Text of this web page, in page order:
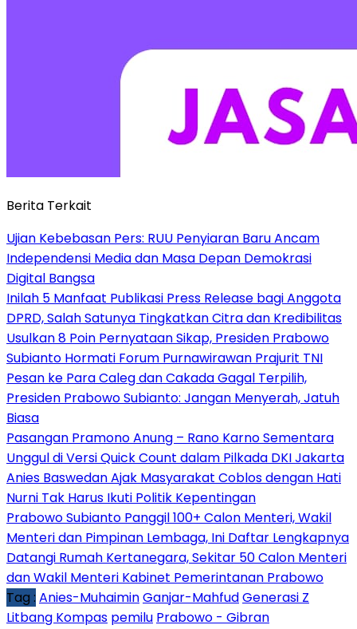
Berita Terkait
Ujian Kebebasan Pers: RUU Penyiaran Baru Ancam
Independensi Media dan Masa Depan Demokrasi
Digital Bangsa
Inilah 5 Manfaat Publikasi Press Release bagi Anggota
DPRD, Salah Satunya Tingkatkan Citra dan Kredibilitas
Usulkan 8 Poin Pernyataan Sikap, Presiden Prabowo
Subianto Hormati Forum Purnawirawan Prajurit TNI
Pesan ke Para Caleg dan Cakada Gagal Terpilih,
Presiden Prabowo Subianto: Jangan Menyerah, Jatuh
Biasa
Pasangan Pramono Anung – Rano Karno Sementara
Unggul di Versi Quick Count dalam Pilkada DKI Jakarta
Anies Baswedan Ajak Masyarakat Coblos dengan Hati
Nurni Tak Harus Ikuti Politik Kepentingan
Prabowo Subianto Panggil 100+ Calon Menteri, Wakil
Menteri dan Pimpinan Lembaga, Ini Daftar Lengkapnya
Datangi Rumah Kertanegara, Sekitar 50 Calon Menteri
dan Wakil Menteri Kabinet Pemerintanan Prabowo
Tag : Anies-MuhaiminGanjar-MahfudGenerasi Z
Litbang Kompas pemilu Prabowo - Gibran